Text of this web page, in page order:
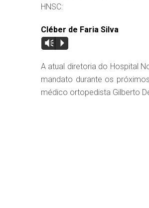
HNSC:
Cléber de Faria Silva
Vm P
A atual diretoria do Hospital
mandato durante os
médico ortopedista Gilberto